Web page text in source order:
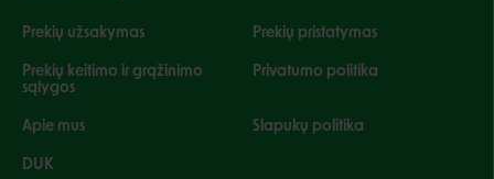
Prekių užsakymas Prekių pristatymas
Prekių keitimo ir grąžinimo
sąlygos
Privatumo politika
Apie mus Slapukų politika
DUK